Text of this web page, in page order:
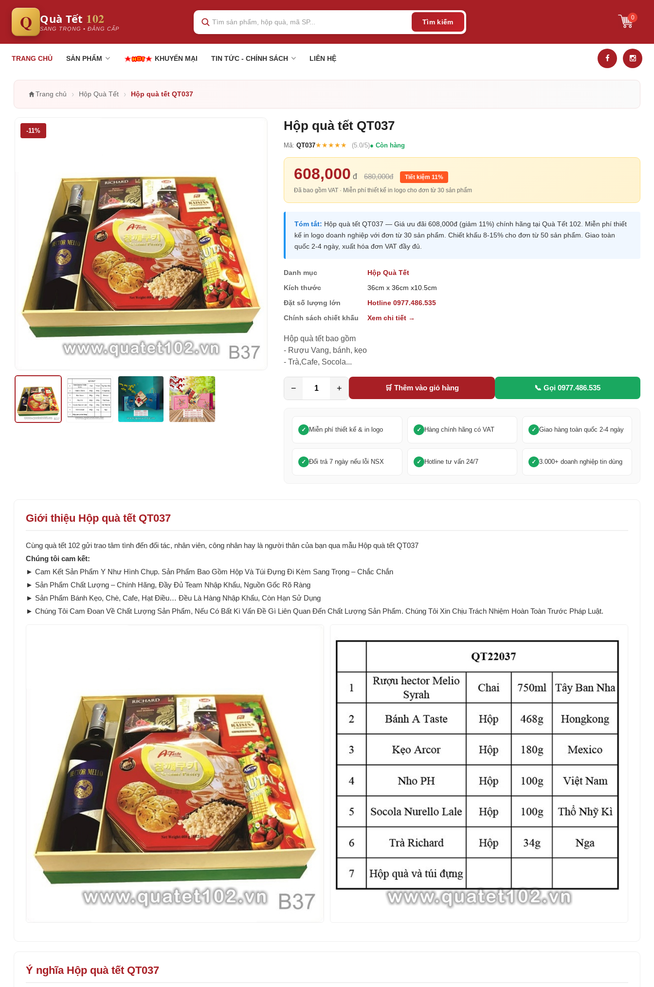
Q Quà Tết 102
SANG TRỌNG • ĐẲNG CẤP
0
Tìm kiếm
TRANG CHỦ SẢN PHẨM KHUYẾN MẠI TIN TỨC - CHÍNH SÁCH LIÊN HỆ
Trang chủ › Hộp Quà Tết › Hộp quà tết QT037
-11% Hộp quà tết QT037
Mã:QT037★★★★★ (5.0/5) Còn hàng
608,000 đ 680,000đ
Tiết kiệm 11%
Đã bao gồm VAT · Miễn phí thiết kế in logo cho đơn từ 30 sản phẩm
Tóm tắt: Hộp quà tết QT037 — Giá ưu đãi 608,000đ (giảm 11%) chính hãng tại Quà Tết 102. Miễn phí thiết
kế in logo doanh nghiệp với đơn từ 30 sản phẩm. Chiết khấu 8-15% cho đơn từ 50 sản phẩm. Giao toàn
quốc 2-4 ngày, xuất hóa đơn VAT đầy đủ.
Danh mục
Hộp Quà Tết
Kích thước
36cm x 36cm x10.5cm
Đặt số lượng lớn
Hotline 0977.486.535
Chính sách chiết khấu
Xem chi tiết →
Hộp quà tết bao gồm
- Rượu Vang, bánh, kẹo
- Trà,Cafe, Socola...
− + 🛒 Thêm vào giỏ hàng 📞 Gọi 0977.486.535
Miễn phí thiết kế & in logo Hàng chính hãng có VAT Giao hàng toàn quốc 2-4 ngày
Đổi trả 7 ngày nếu lỗi NSX Hotline tư vấn 24/7 3.000+ doanh nghiệp tin dùng
Giới thiệu Hộp quà tết QT037
Cùng quà tết 102 gửi trao tâm tình đến đối tác, nhân viên, công nhân hay là người thân của bạn qua mẫu Hộp quà tết QT037
Chúng tôi cam kết:
► Cam Kết Sản Phẩm Y Như Hình Chụp. Sản Phẩm Bao Gồm Hộp Và Túi Đựng Đi Kèm Sang Trọng – Chắc Chắn
► Sản Phẩm Chất Lượng – Chính Hãng, Đầy Đủ Team Nhập Khẩu, Nguồn Gốc Rõ Ràng
► Sản Phẩm Bánh Kẹo, Chè, Cafe, Hạt Điều… Đều Là Hàng Nhập Khẩu, Còn Hạn Sử Dụng
► Chúng Tôi Cam Đoan Về Chất Lượng Sản Phẩm, Nếu Có Bất Kì Vấn Đề Gì Liên Quan Đến Chất Lượng Sản Phẩm. Chúng Tôi Xin Chịu Trách Nhiệm Hoàn Toàn Trước Pháp Luật.
Ý nghĩa Hộp quà tết QT037